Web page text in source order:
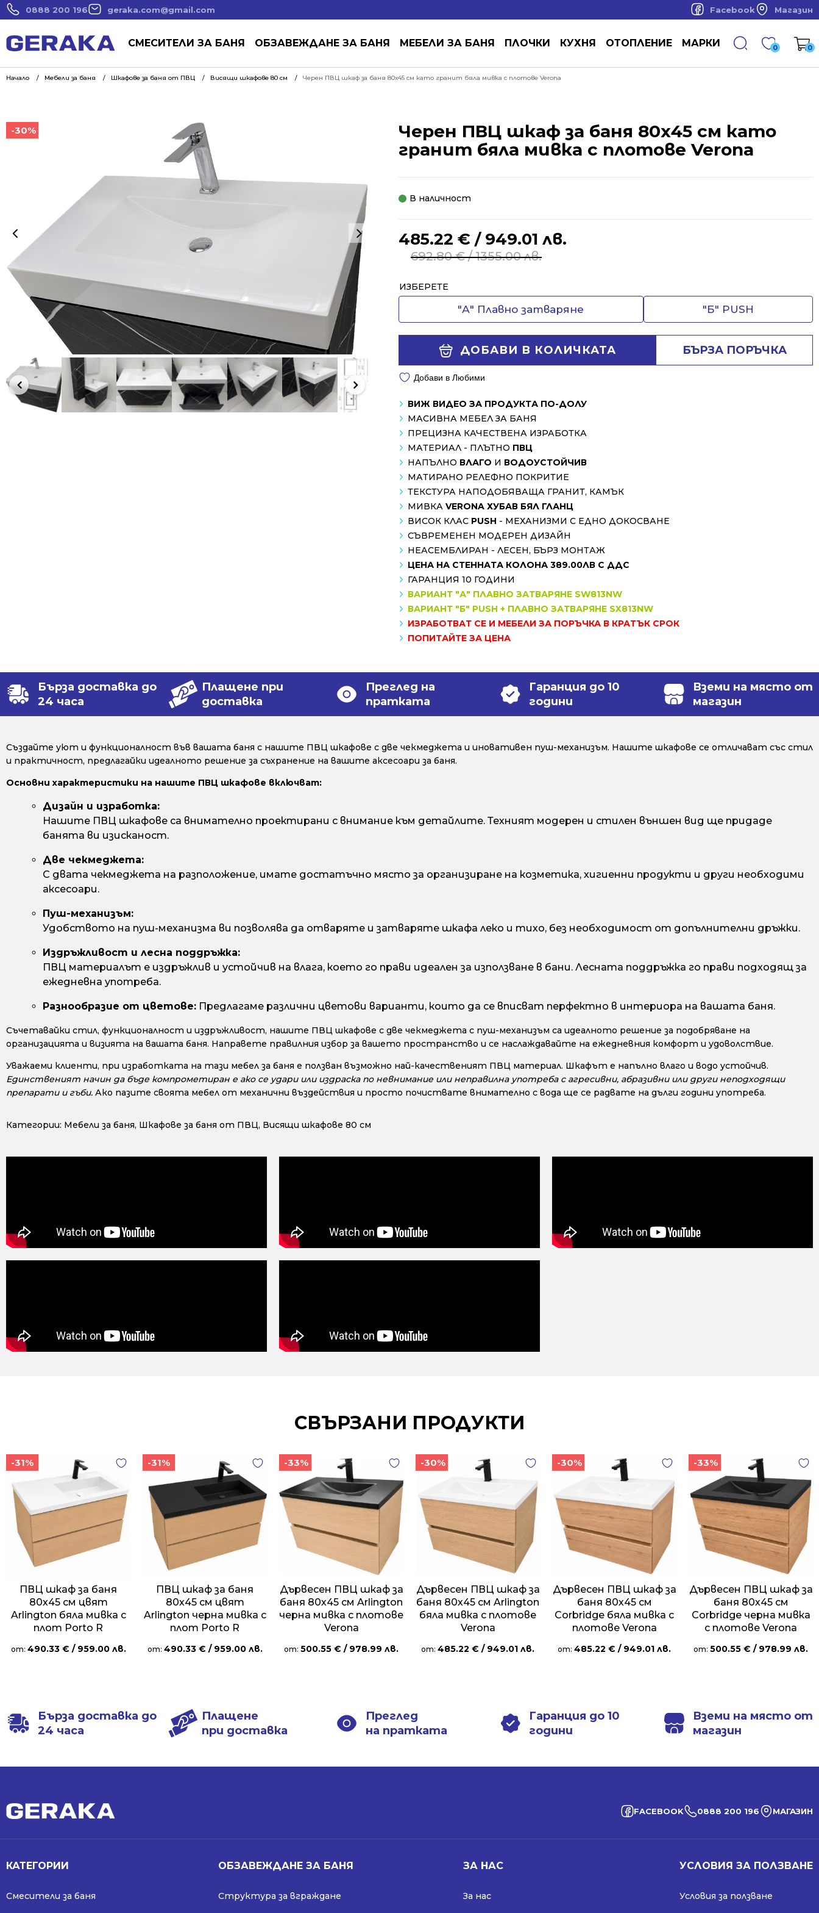
0888 200 196 geraka.com@gmail.com Facebook Магазин
СМЕСИТЕЛИ ЗА БАНЯ ОБЗАВЕЖДАНЕ ЗА БАНЯ МЕБЕЛИ ЗА БАНЯ ПЛОЧКИ КУХНЯ ОТОПЛЕНИЕ МАРКИ 0 0
Начало Мебели за баня Шкафове за баня от ПВЦ Висящи шкафове 80 см Черен ПВЦ шкаф за баня 80х45 см като гранит бяла мивка с плотове Verona
-30%
-30%
Черен ПВЦ шкаф за баня 80х45 см като
гранит бяла мивка с плотове Verona
В наличност
692.80€/ 1355.00 лв.
485.22 € / 949.01 лв.
ИЗБЕРЕТЕ
"А" Плавно затваряне "Б" PUSH
ДОБАВИ В КОЛИЧКАТА БЪРЗА ПОРЪЧКА
Alternative:
Добави в Любими
ВИЖ ВИДЕО ЗА ПРОДУКТА ПО-ДОЛУ
МАСИВНА МЕБЕЛ ЗА БАНЯ
ПРЕЦИЗНА КАЧЕСТВЕНА ИЗРАБОТКА
МАТЕРИАЛ - ПЛЪТНО ПВЦ
НАПЪЛНО ВЛАГО И ВОДОУСТОЙЧИВ
МАТИРАНО РЕЛЕФНО ПОКРИТИЕ
ТЕКСТУРА НАПОДОБЯВАЩА ГРАНИТ, КАМЪК
МИВКА VERONA ХУБАВ БЯЛ ГЛАНЦ
ВИСОК КЛАС PUSH - МЕХАНИЗМИ С ЕДНО ДОКОСВАНЕ
СЪВРЕМЕНЕН МОДЕРЕН ДИЗАЙН
НЕАСЕМБЛИРАН - ЛЕСЕН, БЪРЗ МОНТАЖ
ЦЕНА НА СТЕННАТА КОЛОНА 389.00ЛВ С ДДС
ГАРАНЦИЯ 10 ГОДИНИ
ВАРИАНТ "А" ПЛАВНО ЗАТВАРЯНЕ SW813NW
ВАРИАНТ "Б" PUSH + ПЛАВНО ЗАТВАРЯНЕ SX813NW
ИЗРАБОТВАТ СЕ И МЕБЕЛИ ЗА ПОРЪЧКА В КРАТЪК СРОК
ПОПИТАЙТЕ ЗА ЦЕНА
Бърза доставка до
24 часа
Плащене при
доставка
Преглед на
пратката
Гаранция до 10
години
Вземи на място от
магазин
Създайте уют и функционалност във вашата баня с нашите ПВЦ шкафове с две чекмеджета и иновативен пуш-механизъм. Нашите шкафове се отличават със стил
и практичност, предлагайки идеалното решение за съхранение на вашите аксесоари за баня.
Основни характеристики на нашите ПВЦ шкафове включват:
Дизайн и изработка:
Нашите ПВЦ шкафове са внимателно проектирани с внимание към детайлите. Техният модерен и стилен външен вид ще придаде
банята ви изисканост.
Две чекмеджета:
С двата чекмеджета на разположение, имате достатъчно място за организиране на козметика, хигиенни продукти и други необходими
аксесоари.
Пуш-механизъм:
Удобството на пуш-механизма ви позволява да отваряте и затваряте шкафа леко и тихо, без необходимост от допълнителни дръжки.
Издръжливост и лесна поддръжка:
ПВЦ материалът е издръжлив и устойчив на влага, което го прави идеален за използване в бани. Лесната поддръжка го прави подходящ за
ежедневна употреба.
Разнообразие от цветове: Предлагаме различни цветови варианти, които да се вписват перфектно в интериора на вашата баня.
Съчетавайки стил, функционалност и издръжливост, нашите ПВЦ шкафове с две чекмеджета с пуш-механизъм са идеалното решение за подобряване на
организацията и визията на вашата баня. Направете правилния избор за вашето пространство и се наслаждавайте на ежедневния комфорт и удоволствие.
Уважаеми клиенти, при изработката на тази мебел за баня е ползван възможно най-качественият ПВЦ материал. Шкафът е напълно влаго и водо устойчив.
Единственият начин да бъде компрометиран е ако се удари или издраска по невнимание или неправилна употреба с агресивни, абразивни или други неподходящи
препарати и гъби. Ако пазите своята мебел от механични въздействия и просто почиствате внимателно с вода ще се радвате на дълги години употреба.
Категории: Мебели за баня, Шкафове за баня от ПВЦ, Висящи шкафове 80 см
СВЪРЗАНИ ПРОДУКТИ
-31%
ПВЦ шкаф за баня
80х45 см цвят
Arlington бяла мивка с
плот Porto R
от: 490.33 € / 959.00 лв.
-31%
ПВЦ шкаф за баня
80х45 см цвят
Arlington черна мивка с
плот Porto R
от: 490.33 € / 959.00 лв.
-33%
Дървесен ПВЦ шкаф за
баня 80х45 см Arlington
черна мивка с плотове
Verona
от: 500.55 € / 978.99 лв.
-30%
Дървесен ПВЦ шкаф за
баня 80х45 см Arlington
бяла мивка с плотове
Verona
от: 485.22 € / 949.01 лв.
-30%
Дървесен ПВЦ шкаф за
баня 80х45 см
Corbridge бяла мивка с
плотове Verona
от: 485.22 € / 949.01 лв.
-33%
Дървесен ПВЦ шкаф за
баня 80х45 см
Corbridge черна мивка
с плотове Verona
от: 500.55 € / 978.99 лв.
Бърза доставка до
24 часа
Плащене
при доставка
Преглед
на пратката
Гаранция до 10
години
Вземи на място от
магазин
FACEBOOK 0888 200 196 МАГАЗИН
КАТЕГОРИИ
Смесители за баня
ОБЗАВЕЖДАНЕ ЗА БАНЯ
Структура за вграждане
ЗА НАС
За нас
УСЛОВИЯ ЗА ПОЛЗВАНЕ
Условия за ползване